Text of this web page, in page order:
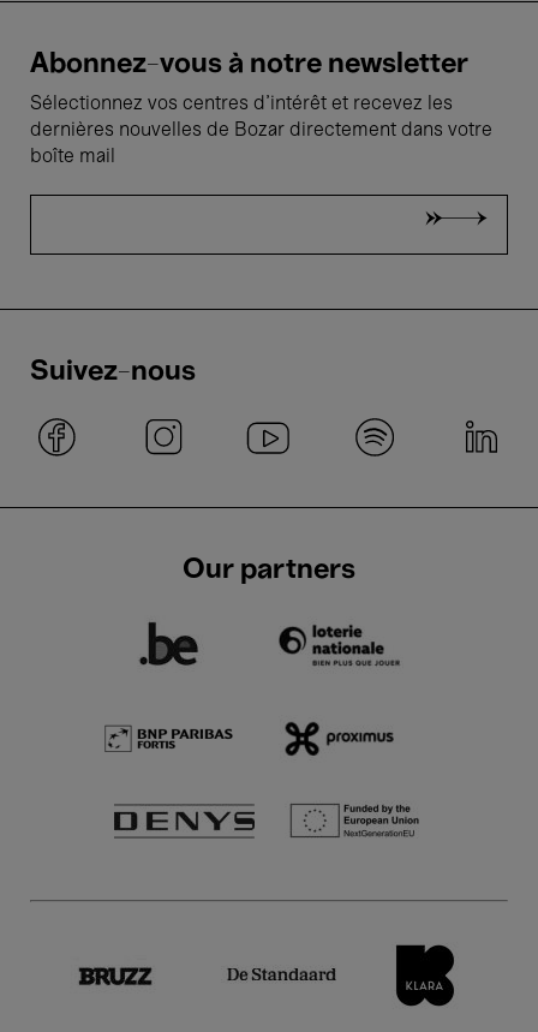
Abonnez-vous à notre newsletter
Sélectionnez vos centres d'intérêt et recevez les
dernières nouvelles de Bozar directement dans votre
boîte mail
Suivez-nous
Our partners